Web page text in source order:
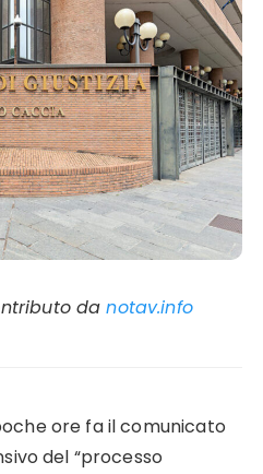
danotav.info
ore fa il comunicato
del “processo